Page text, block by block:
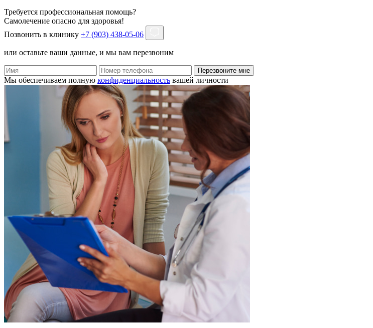
Требуется профессиональная помощь?
Самолечение опасно для здоровья!
Позвонить в клинику +7 (903) 438-05-06
или оставьте ваши данные, и мы вам перезвоним
Перезвоните мне
Мы обеспечиваем полную конфиденциальность вашей личности